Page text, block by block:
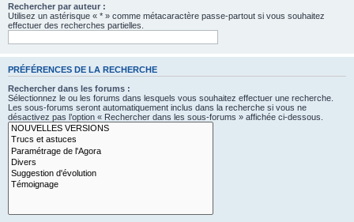
Rechercher par auteur :
Utilisez un astérisque « * » comme métacaractère passe-partout si vous souhaitez
effectuer des recherches partielles.
PRÉFÉRENCES DE LA RECHERCHE
Rechercher dans les forums :
Sélectionnez le ou les forums dans lesquels vous souhaitez effectuer une recherche.
Les sous-forums seront automatiquement inclus dans la recherche si vous ne
désactivez pas l’option « Rechercher dans les sous-forums » affichée ci-dessous.